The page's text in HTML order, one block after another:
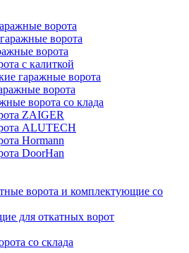
ворота
ворота
ворота
с калиткой
гаражные ворота
ворота
ворота со клада
ZAIGER
ALUTECH
Hormann
DoorHan
ворота и комплектующие со
для откатных ворот
со склада